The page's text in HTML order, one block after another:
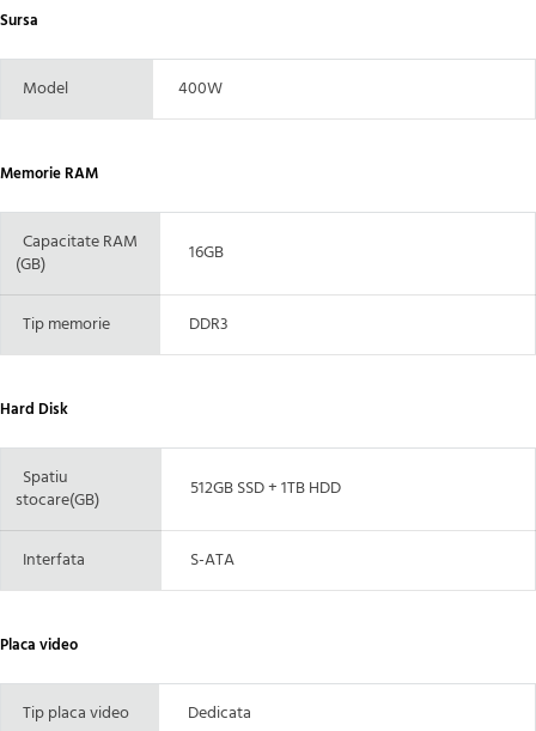
Sursa
Model 400W
Memorie RAM
Capacitate RAM
(GB)
16GB
Tip memorie DDR3
Hard Disk
Spatiu
stocare(GB)
512GB SSD + 1TB HDD
Interfata S-ATA
Placa video
Tip placa video Dedicata